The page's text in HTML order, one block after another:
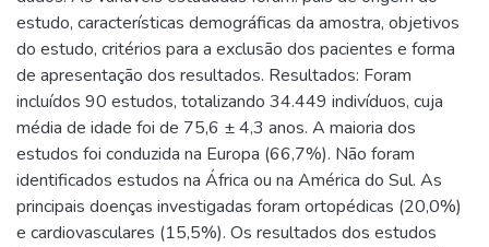
estudo, características demográficas da amostra, objetivos
do estudo, critérios para a exclusão dos pacientes e forma
de apresentação dos resultados. Resultados: Foram
incluídos 90 estudos, totalizando 34.449 indivíduos, cuja
média de idade foi de 75,6 ± 4,3 anos. A maioria dos
estudos foi conduzida na Europa (66,7%). Não foram
identificados estudos na África ou na América do Sul. As
principais doenças investigadas foram ortopédicas (20,0%)
e cardiovasculares (15,5%). Os resultados dos estudos